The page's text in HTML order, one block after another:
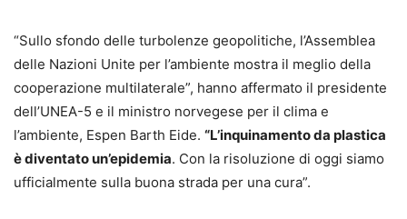
“Sullo sfondo delle turbolenze geopolitiche, l’Assemblea
delle Nazioni Unite per l’ambiente mostra il meglio della
cooperazione multilaterale”, hanno affermato il presidente
dell’UNEA-5 e il ministro norvegese per il clima e
l’ambiente, Espen Barth Eide. “L’inquinamento da plastica
è diventato un’epidemia. Con la risoluzione di oggi siamo
ufficialmente sulla buona strada per una cura”.